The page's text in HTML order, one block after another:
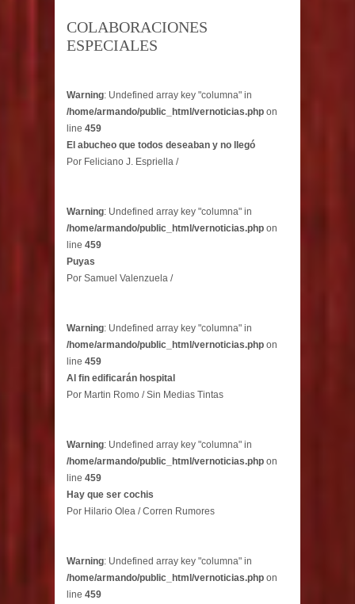
COLABORACIONES
ESPECIALES
Warning: Undefined array key "columna" in
/home/armando/public_html/vernoticias.php on
line 459
El abucheo que todos deseaban y no llegó
Por Feliciano J. Espriella /
Warning: Undefined array key "columna" in
/home/armando/public_html/vernoticias.php on
line 459
Puyas
Por Samuel Valenzuela /
Warning: Undefined array key "columna" in
/home/armando/public_html/vernoticias.php on
line 459
Al fin edificarán hospital
Por Martin Romo / Sin Medias Tintas
Warning: Undefined array key "columna" in
/home/armando/public_html/vernoticias.php on
line 459
Hay que ser cochis
Por Hilario Olea / Corren Rumores
Warning: Undefined array key "columna" in
/home/armando/public_html/vernoticias.php on
line 459